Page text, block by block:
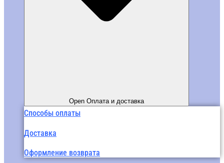
Open Оплата и доставка
Способы оплаты
Доставка
Оформление возврата